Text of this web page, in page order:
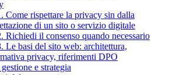
Come rispettare la privacy sin dalla
di un sito o servizio digitale
Richiedi il consenso quando necessario
Le basi del sito web: architettura,
privacy, riferimenti DPO
e strategia